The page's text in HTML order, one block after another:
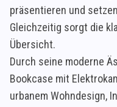
präsentieren und
Gleichzeitig sorgt die
Übersicht.
Durch seine moderne
Bookcase mit
urbanem Wohndesign,